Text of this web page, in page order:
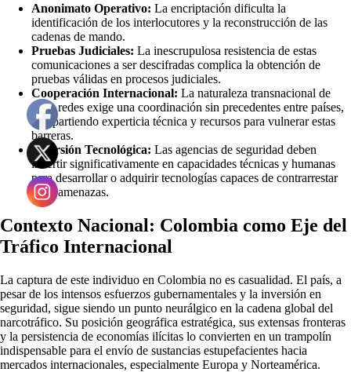
Anonimato Operativo: La encriptación dificulta la
identificación de los interlocutores y la reconstrucción de las
cadenas de mando.
Pruebas Judiciales: La inescrupulosa resistencia de estas
comunicaciones a ser descifradas complica la obtención de
pruebas válidas en procesos judiciales.
Cooperación Internacional: La naturaleza transnacional de
estas redes exige una coordinación sin precedentes entre países,
compartiendo experticia técnica y recursos para vulnerar estas
barreras.
Inversión Tecnológica: Las agencias de seguridad deben
invertir significativamente en capacidades técnicas y humanas
para desarrollar o adquirir tecnologías capaces de contrarrestar
estas amenazas.
Contexto Nacional: Colombia como Eje del
Tráfico Internacional
La captura de este individuo en Colombia no es casualidad. El país, a
pesar de los intensos esfuerzos gubernamentales y la inversión en
seguridad, sigue siendo un punto neurálgico en la cadena global del
narcotráfico. Su posición geográfica estratégica, sus extensas fronteras
y la persistencia de economías ilícitas lo convierten en un trampolín
indispensable para el envío de sustancias estupefacientes hacia
mercados internacionales, especialmente Europa y Norteamérica.